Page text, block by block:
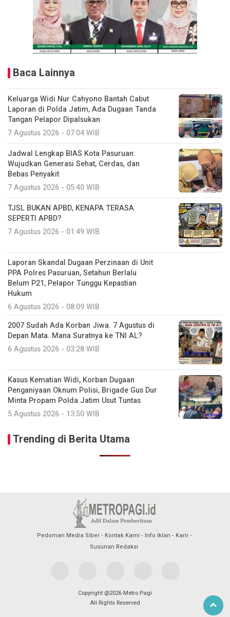
Baca Lainnya
Keluarga Widi Nur Cahyono Bantah Cabut
Laporan di Polda Jatim, Ada Dugaan Tanda
Tangan Pelapor Dipalsukan
7 Agustus 2026 - 07:04 WIB
Jadwal Lengkap BIAS Kota Pasuruan:
Wujudkan Generasi Sehat, Cerdas, dan
Bebas Penyakit
7 Agustus 2026 - 05:40 WIB
TJSL BUKAN APBD, KENAPA TERASA
SEPERTI APBD?
7 Agustus 2026 - 01:49 WIB
Laporan Skandal Dugaan Perzinaan di Unit
PPA Polres Pasuruan, Setahun Berlalu
Belum P21, Pelapor Tunggu Kepastian
Hukum
6 Agustus 2026 - 08:09 WIB
2007 Sudah Ada Korban Jiwa. 7 Agustus di
Depan Mata. Mana Suratnya ke TNI AL?
6 Agustus 2026 - 03:28 WIB
Kasus Kematian Widi, Korban Dugaan
Penganiyaan Oknum Polisi, Brigade Gus Dur
Minta Propam Polda Jatim Usut Tuntas
5 Agustus 2026 - 13:50 WIB
Trending di Berita Utama
Pedoman Media Siber Kontak Kami Info Iklan
Karir
Susunan Redaksi
Copyright @2026 Metro Pagi
All Rights Reserved